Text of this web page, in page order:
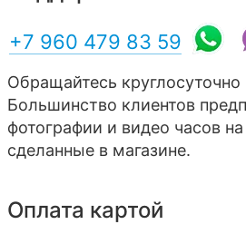
+7 960 479 83 59
Обращайтесь
Большинство клиентов
фотографии и видео часов на
сделанные в магазине.
Оплата картой